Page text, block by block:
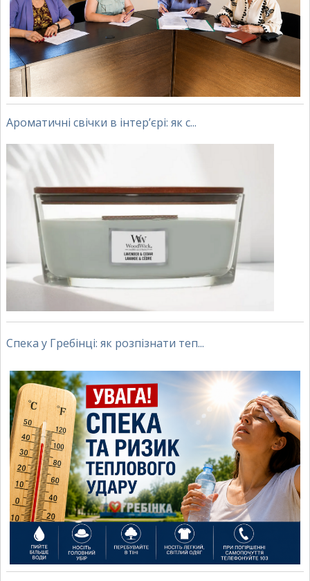
Ароматичні свічки в інтер’єрі: як с...
Спека у Гребінці: як розпізнати теп...